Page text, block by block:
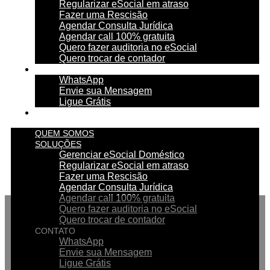
Regularizar eSocial em atraso
Fazer uma Rescisão
Agendar Consulta Jurídica
Agendar call 100% gratuita
Quero fazer auditoria no eSocial
Quero trocar de contador
WhatsApp
Envie sua Mensagem
Ligue Grátis
QUEM SOMOS
SOLUÇÕES
Gerenciar eSocial Doméstico
Regularizar eSocial em atraso
Fazer uma Rescisão
Agendar Consulta Jurídica
Agendar call 100% gratuita
Quero fazer auditoria no eSocial
Quero trocar de contador
CONTATO
WhatsApp
Envie sua Mensagem
Ligue Grátis